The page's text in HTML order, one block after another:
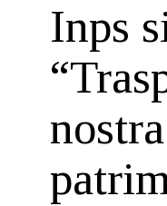
Inps